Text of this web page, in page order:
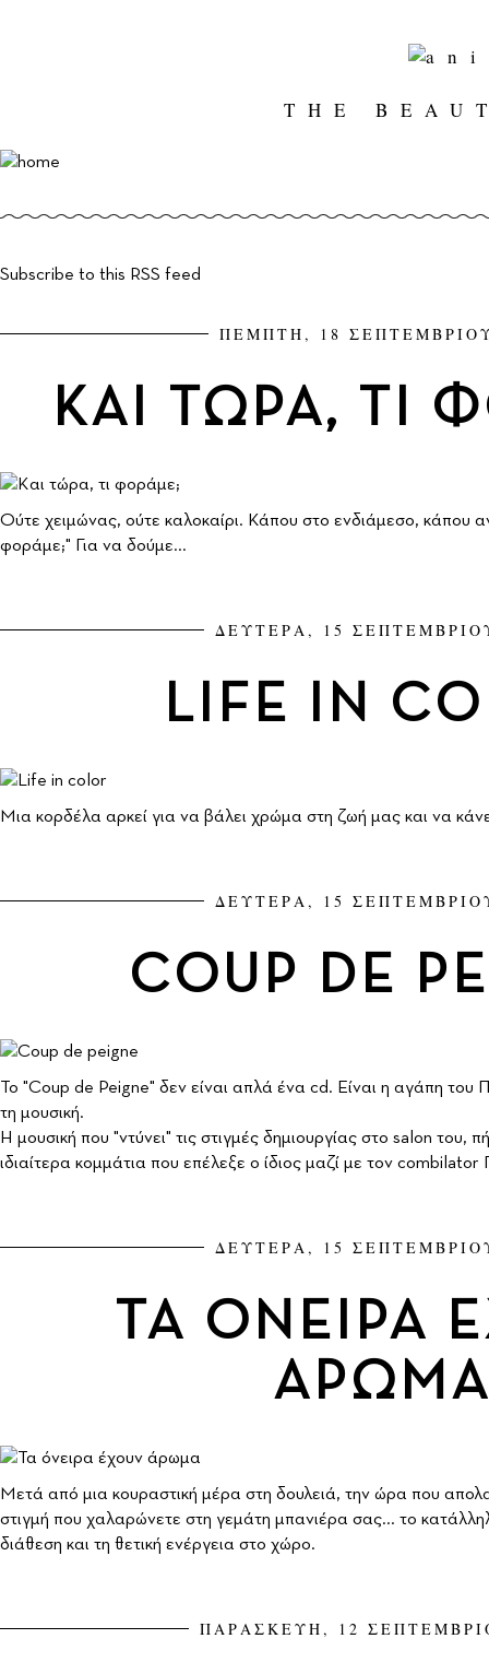
THE
Subscribe to this RSS feed
ΠΕΜΠΤΗ, 18
KΑΙ ΤΩΡΑ, ΤΙ
Ούτε χειμώνας, ούτε καλοκαίρι. Κάπου στο ενδιάμεσο, κάπου
φοράμε;" Για να δούμε...
ΔΕΥΤΕΡΑ, 15
LIFE IN
Μια κορδέλα αρκεί για να βάλει χρώμα στη ζωή μας και να
ΔΕΥΤΕΡΑ, 15
COUP DE
To "Coup de Peigne" δεν είναι απλά ένα cd. Eίναι η αγάπη του
τη μουσική.
Η μουσική που "ντύνει" τις στιγμές δημιουργίας στο salon του,
ιδιαίτερα κομμάτια που επέλεξε ο ίδιος μαζί με τον
ΔΕΥΤΕΡΑ, 15
ΤΑ ΟΝΕΙΡΑ
Μετά από μια κουραστική μέρα στη δουλειά, την ώρα που
στιγμή που χαλαρώνετε στη γεμάτη μπανιέρα σας... το
διάθεση και τη θετική ενέργεια στο χώρο.
ΠΑΡΑΣΚΕΥΗ, 12